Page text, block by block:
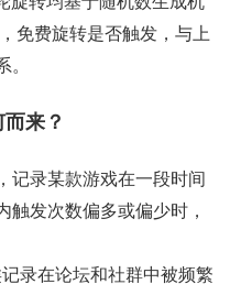
免费旋转是否触发，与上
。
来？
记录某款游戏在一段时间
触发次数偏多或偏少时，
录在论坛和社群中被频繁